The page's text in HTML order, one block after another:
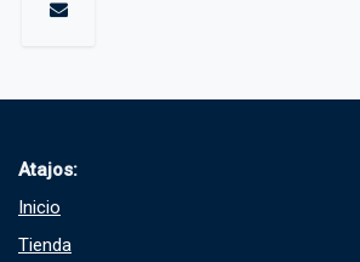
Atajos:
Inicio
Tienda